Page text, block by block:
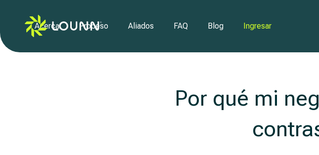
Acerca Proceso Aliados FAQ Blog Ingresar
Por qué mi